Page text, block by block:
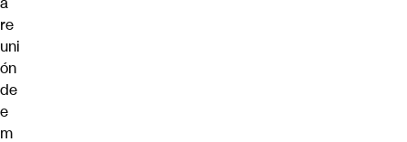
re
uni
ón
de
e
m